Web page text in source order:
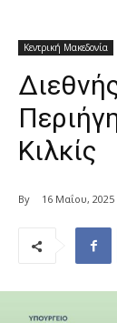
Κεντρική Μακεδονία
Κιλκίς
By 16 Μαΐου, 2025